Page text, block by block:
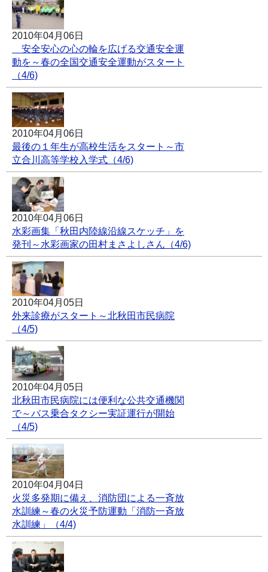
2010年04月06日
安全安心の心の輪を広げる交通安全運
動を～春の全国交通安全運動がスタート
（4/6)
2010年04月06日
最後の１年生が高校生活をスタート～市
立合川高等学校入学式（4/6)
2010年04月06日
水彩画集「秋田内陸線沿線スケッチ」を
発刊～水彩画家の田村まさよしさん（4/6)
2010年04月05日
外来診療がスタート～北秋田市民病院
（4/5)
2010年04月05日
北秋田市民病院には便利な公共交通機関
で～バス乗合タクシー実証運行が開始
（4/5)
2010年04月04日
火災多発期に備え、消防団による一斉放
水訓練～春の火災予防運動「消防一斉放
水訓練」（4/4)